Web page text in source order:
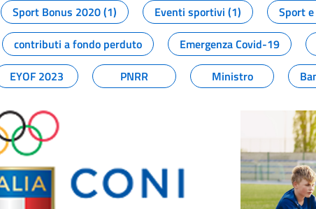
Sport Bonus 2020 (1) Eventi sportivi (1)
Sport
contributi a fondo perduto Emergenza Covid-19
EYOF 2023 PNRR Ministro